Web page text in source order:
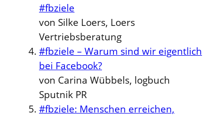
#fbziele
von Silke Loers, Loers
Vertriebsberatung
#fbziele – Warum sind wir eigentlich
bei Facebook?
von Carina Wübbels, logbuch
Sputnik PR
#fbziele: Menschen erreichen,